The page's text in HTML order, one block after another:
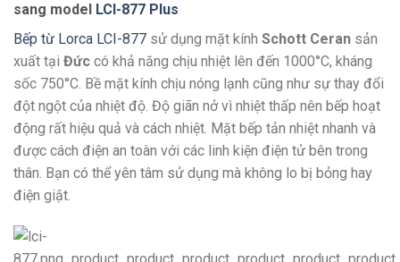
sang model LCI-877 Plus
Bếp từ Lorca LCI-877 sử dụng mặt kính Schott Ceran sản
xuất tại Đức có khả năng chịu nhiệt lên đến 1000°C, kháng
sốc 750°C. Bề mặt kính chịu nóng lạnh cũng như sự thay đổi
đột ngột của nhiệt độ. Độ giãn nở vì nhiệt thấp nên bếp hoạt
động rất hiệu quả và cách nhiệt. Mặt bếp tản nhiệt nhanh và
được cách điện an toàn với các linh kiện điện tử bên trong
thân. Bạn có thể yên tâm sử dụng mà không lo bị bỏng hay
điện giật.